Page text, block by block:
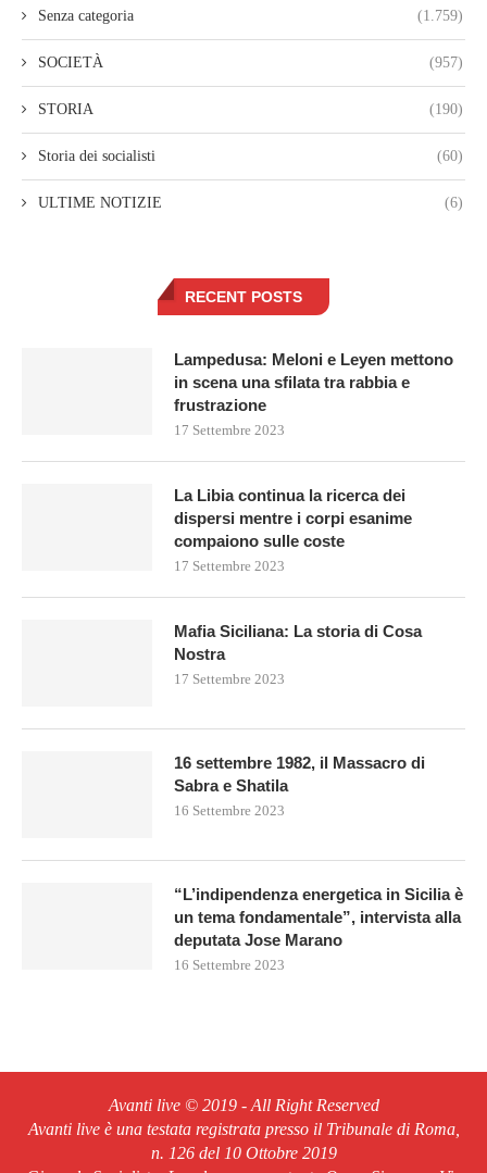
Senza categoria (1.759)
SOCIETÀ (957)
STORIA (190)
Storia dei socialisti (60)
ULTIME NOTIZIE (6)
RECENT POSTS
Lampedusa: Meloni e Leyen mettono
in scena una sfilata tra rabbia e
frustrazione
17 Settembre 2023
La Libia continua la ricerca dei
dispersi mentre i corpi esanime
compaiono sulle coste
17 Settembre 2023
Mafia Siciliana: La storia di Cosa
Nostra
17 Settembre 2023
16 settembre 1982, il Massacro di
Sabra e Shatila
16 Settembre 2023
“L’indipendenza energetica in Sicilia è
un tema fondamentale”, intervista alla
deputata Jose Marano
16 Settembre 2023
Avanti live © 2019 - All Right Reserved
Avanti live è una testata registrata presso il Tribunale di Roma,
n. 126 del 10 Ottobre 2019